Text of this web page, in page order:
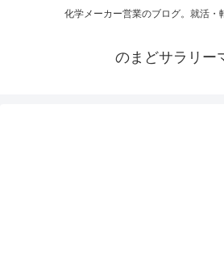
化学メーカー営業のブログ。就活・
のまどサラリー